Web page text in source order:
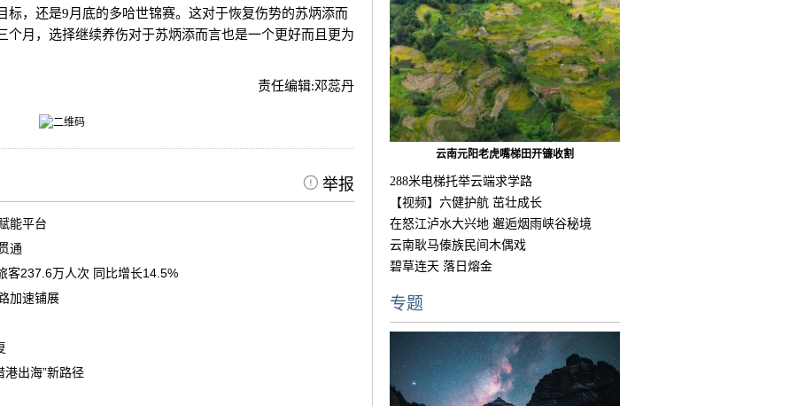
标，还是9月底的多哈世锦赛。这对于恢复伤势的苏炳添而
个月，选择继续养伤对于苏炳添而言也是一个更好而且更为
责任编辑:邓蕊丹
举报
能平台
通
客237.6万人次 同比增长14.5%
加速铺展
港出海”新路径
云南元阳老虎嘴梯田开镰收割
288米电梯托举云端求学路
【视频】六健护航 茁壮成长
在怒江泸水大兴地 邂逅烟雨峡谷秘境
云南耿马傣族民间木偶戏
碧草连天 落日熔金
专题